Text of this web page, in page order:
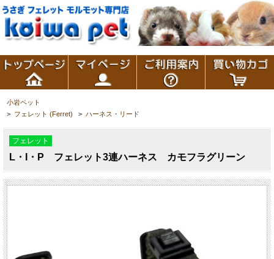
小岩ペット
> フェレット (Ferret) > ハーネス・リード
フェレット
L・I・P フェレット3連ハーネス カモフラグリーン